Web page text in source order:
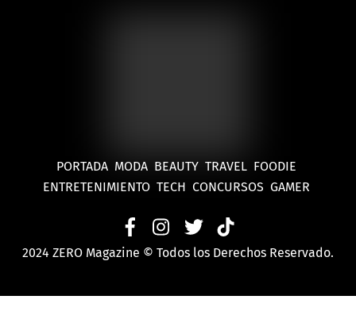
PORTADA MODA BEAUTY TRAVEL FOODIE
ENTRETENIMIENTO TECH CONCURSOS GAMER
2024 ZERO Magazine © Todos los Derechos Reservado.